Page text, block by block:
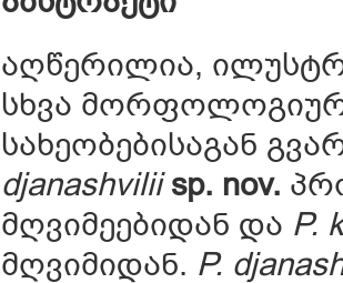
აღწერილია,
სხვა
სახეობებისაგან
djanashviliisp. nov.
მღვიმეებიდან და P.
მღვიმიდან. P.